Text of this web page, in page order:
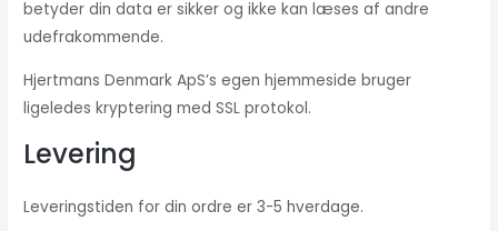
betyder din data er sikker og ikke kan læses af andre
udefrakommende.
Hjertmans Denmark ApS’s egen hjemmeside bruger
ligeledes kryptering med SSL protokol.
Levering
Leveringstiden for din ordre er 3-5 hverdage.